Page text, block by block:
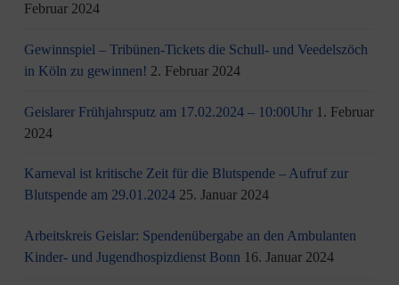
Februar 2024
Gewinnspiel – Tribünen-Tickets die Schull- und Veedelszöch
in Köln zu gewinnen! 2. Februar 2024
Geislarer Frühjahrsputz am 17.02.2024 – 10:00Uhr 1. Februar
2024
Karneval ist kritische Zeit für die Blutspende – Aufruf zur
Blutspende am 29.01.2024 25. Januar 2024
Arbeitskreis Geislar: Spendenübergabe an den Ambulanten
Kinder- und Jugendhospizdienst Bonn 16. Januar 2024